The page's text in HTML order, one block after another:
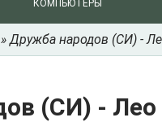
КОМПЬЮТЕРЫ
» Дружба народов (СИ) -
(СИ) - Лео